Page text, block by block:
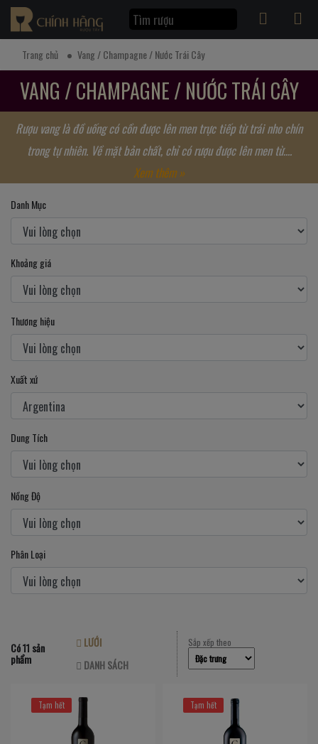
Trang chủ Vang / Champagne / Nước Trái Cây
VANG / CHAMPAGNE / NƯỚC TRÁI CÂY
Rượu vang là đồ uống có cồn được lên men trực tiếp từ trái nho chín
trong tự nhiên. Về mặt bản chất, chỉ có rượu được lên men từ....
Xem thêm »
Danh Mục
Khoảng giá
Thương hiệu
Xuất xứ
Dung Tích
Nồng Độ
Phân Loại
Có 11 sản
phẩm
LƯỚI
DANH SÁCH
Sắp xếp theo
Tạm hết Tạm hết